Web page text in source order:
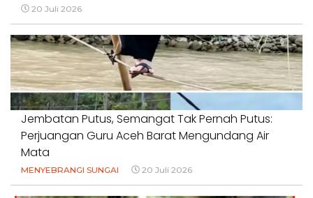
20 Juli 2026
Jembatan Putus, Semangat Tak Pernah Putus:
Perjuangan Guru Aceh Barat Mengundang Air
Mata
MENYEBRANGI SUNGAI 20 Juli 2026